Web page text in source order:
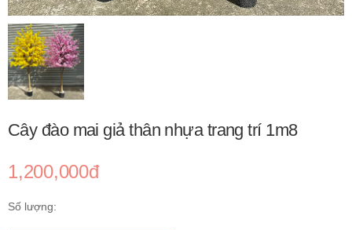
Cây đào mai giả thân nhựa trang trí 1m8
1,200,000đ
Số lượng: